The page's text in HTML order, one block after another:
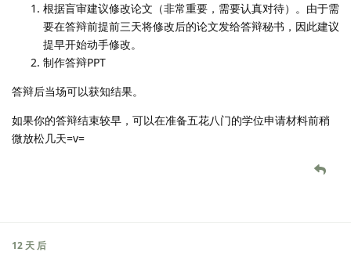
根据盲审建议修改论文（非常重要，需要认真对待）。由于需
要在答辩前提前三天将修改后的论文发给答辩秘书，因此建议
提早开始动手修改。
制作答辩PPT
答辩后当场可以获知结果。
如果你的答辩结束较早，可以在准备五花八门的学位申请材料前稍
微放松几天=v=
12 天 后